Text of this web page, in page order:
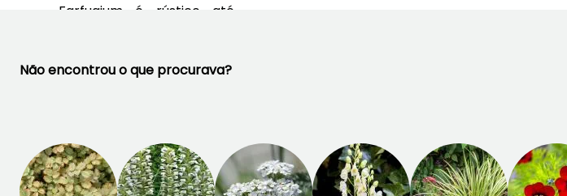
Farfugium é rústico até
completo"Farfugium
Não encontrou o que procurava?